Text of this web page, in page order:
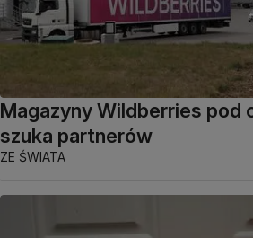
Magazyny Wildberries pod
szuka partnerów
ZE ŚWIATA